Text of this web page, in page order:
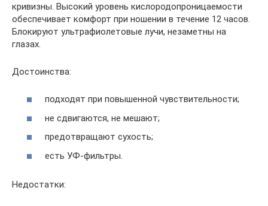
кривизны. Высокий уровень кислородопроницаемости
обеспечивает комфорт при ношении в течение 12 часов.
Блокируют ультрафиолетовые лучи, незаметны на
глазах.
Достоинства:
подходят при повышенной чувствительности;
не сдвигаются, не мешают;
предотвращают сухость;
есть УФ-фильтры.
Недостатки: